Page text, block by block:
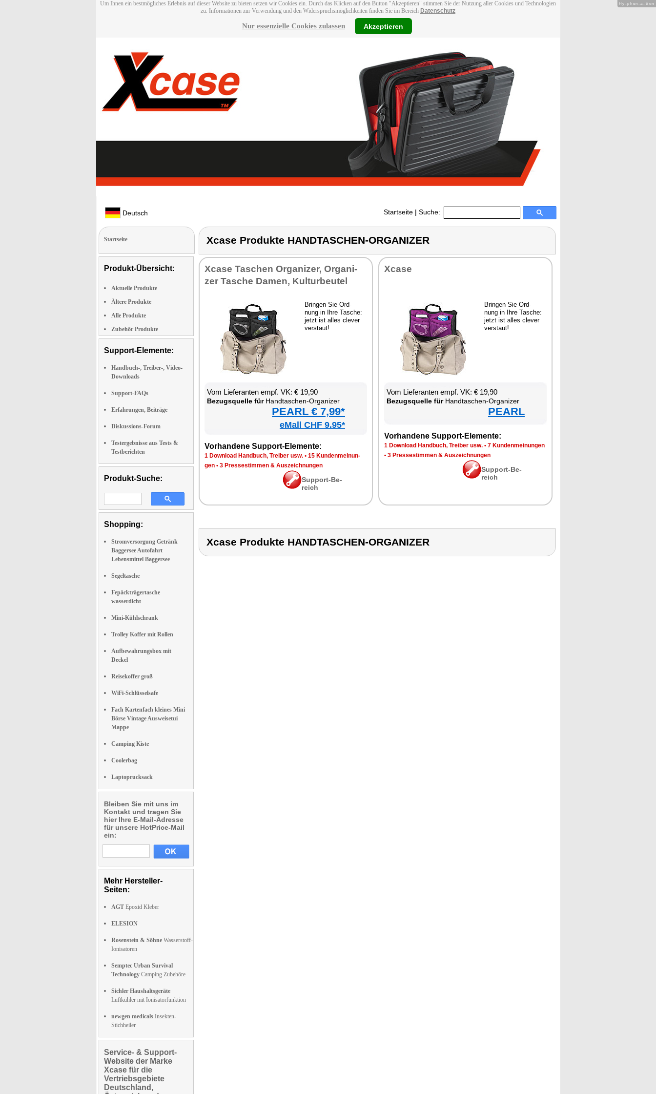
Um Ihnen ein bestmögliches Erlebnis auf dieser Website zu bieten setzen wir Cookies ein. Durch das Klicken auf den Button "Akzeptieren" stimmen Sie der Nutzung aller Cookies und Technologien
zu. Informationen zur Verwendung und den Widerspruchsmöglichkeiten finden Sie im Bereich Datenschutz
Nur essenzielle Cookies zulassen Akzeptieren
Deutsch Startseite | Suche:
Startseite
Produkt-Übersicht:
Aktuelle Produkte
Ältere Produkte
Alle Produkte
Zubehör Produkte
Support-Elemente:
Handbuch-, Treiber-, Video-
Downloads
Support-FAQs
Erfahrungen, Beiträge
Diskussions-Forum
Testergebnisse aus Tests &
Testberichten
Produkt-Suche:
Shopping:
Stromversorgung Getränk
Baggersee Autofahrt
Lebensmittel Baggersee
Segeltasche
Fepäckträgertasche
wasserdicht
Mini-Kühlschrank
Trolley Koffer mit Rollen
Aufbewahrungsbox mit
Deckel
Reisekoffer groß
WiFi-Schlüsselsafe
Fach Kartenfach kleines Mini
Börse Vintage Ausweisetui
Mappe
Camping Kiste
Coolerbag
Laptoprucksack
Bleiben Sie mit uns im
Kontakt und tragen Sie
hier Ihre E-Mail-Adresse
für unsere HotPrice-Mail
ein:
Mehr Hersteller-
Seiten:
AGT Epoxid Kleber
ELESION
Rosenstein & Söhne Wasserstoff-
Ionisatoren
Semptec Urban Survival
Technology Camping Zubehöre
Sichler Haushaltsgeräte
Luftkühler mit Ionisatorfunktion
newgen medicals Insekten-
Stichheiler
Service- & Support-
Website der Marke
Xcase für die
Vertriebsgebiete
Deutschland,
Xcase Produkte HANDTASCHEN-ORGANIZER
Xca­se Ta­schen Or­ga­ni­zer, Or­ga­ni­
zer Ta­sche Da­men, Kul­tur­beu­tel
Brin­gen Sie Ord­
nung in Ih­re Ta­sche:
jetzt ist al­les cle­ver
ver­staut!
Vom Lie­fe­ran­ten empf. VK: € 19,90
Be­zugs­quel­le fürHand­ta­schen-Or­ga­ni­zer
PEARL € 7,99*
eMall CHF 9.95*
Vor­han­de­ne Sup­port-Ele­men­te:
1 Down­load Hand­buch, Trei­ber usw. • 15 Kun­den­mei­nun­
gen • 3 Pres­se­stim­men & Aus­zeich­nun­gen
Sup­port-Be­
reich
Xca­se
Brin­gen Sie Ord­
nung in Ih­re Ta­sche:
jetzt ist al­les cle­ver
ver­staut!
Vom Lie­fe­ran­ten empf. VK: € 19,90
Be­zugs­quel­le fürHand­ta­schen-Or­ga­ni­zer
PEARL
Vor­han­de­ne Sup­port-Ele­men­te:
1 Down­load Hand­buch, Trei­ber usw. • 7 Kun­den­mei­nun­gen
• 3 Pres­se­stim­men & Aus­zeich­nun­gen
Sup­port-Be­
reich
Xcase Produkte HANDTASCHEN-ORGANIZER
Hy-phen-a-tion